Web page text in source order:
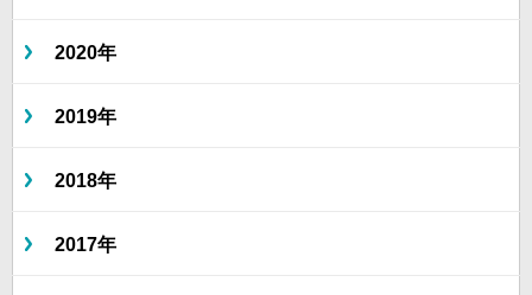
2020年
2019年
2018年
2017年